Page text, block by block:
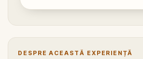
DESPRE ACEASTĂ EXPERIENȚĂ